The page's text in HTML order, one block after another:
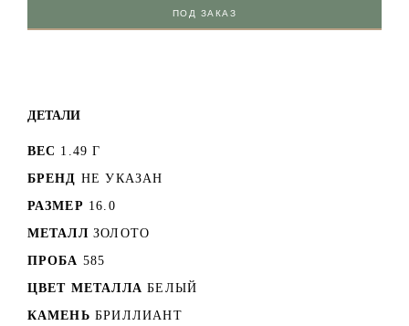
ПОД ЗАКАЗ
ДЕТАЛИ
ВЕС 1.49 Г
БРЕНД НЕ УКАЗАН
РАЗМЕР 16.0
МЕТАЛЛ ЗОЛОТО
ПРОБА 585
ЦВЕТ МЕТАЛЛА БЕЛЫЙ
КАМЕНЬ БРИЛЛИАНТ